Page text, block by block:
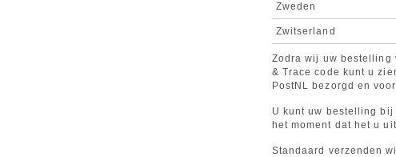
Zweden
Zwitserland
Zodra wij uw bestelling
& Trace code kunt u
PostNL bezorgd en
U kunt uw bestelling
het moment dat het u
Standaard verzenden